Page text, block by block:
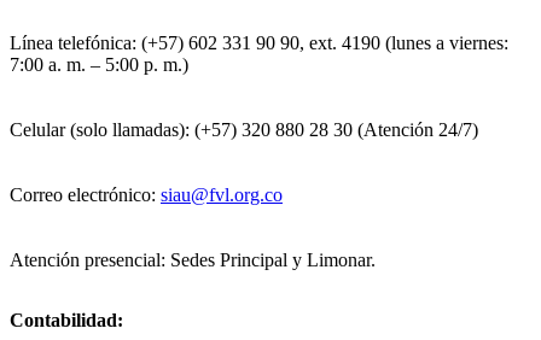
Línea telefónica: (+57) 602 331 90 90, ext. 4190 (lunes a viernes:
7:00 a. m. – 5:00 p. m.)
Celular (solo llamadas): (+57) 320 880 28 30 (Atención 24/7)
Correo electrónico: siau@fvl.org.co
Atención presencial: Sedes Principal y Limonar.
Contabilidad: